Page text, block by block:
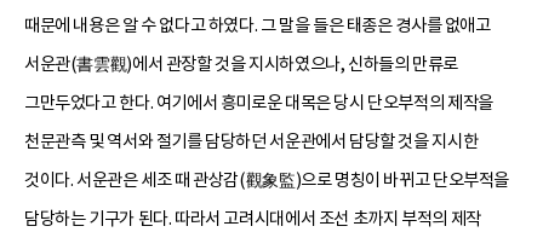
때문에 내용은 알 수 없다고 하였다. 그 말을 들은 태종은 경사를 없애고
서운관(書雲觀)에서 관장할 것을 지시하였으나, 신하들의 만류로
그만두었다고 한다. 여기에서 흥미로운 대목은 당시 단오부적의 제작을
천문관측 및 역서와 절기를 담당하던 서운관에서 담당할 것을 지시한
것이다. 서운관은 세조 때 관상감(觀象監)으로 명칭이 바뀌고 단오부적을
담당하는 기구가 된다. 따라서 고려시대에서 조선 초까지 부적의 제작